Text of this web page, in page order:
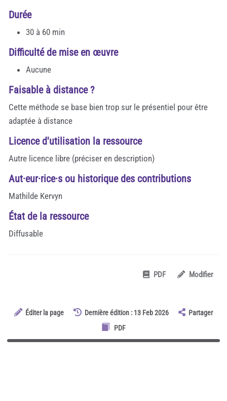
Durée
30 à 60 min
Difficulté de mise en œuvre
Aucune
Faisable à distance ?
Cette méthode se base bien trop sur le présentiel pour être
adaptée à distance
Licence d'utilisation la ressource
Autre licence libre (préciser en description)
Aut·eur·rice·s ou historique des contributions
Mathilde Kervyn
État de la ressource
Diffusable
PDF Modifier
Éditer la page Dernière édition : 13 Feb 2026
Partager
PDF